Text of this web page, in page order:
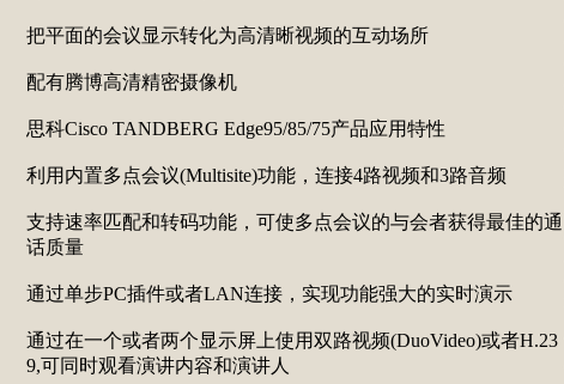
把平面的会议显示转化为高清晰视频的互动场所
配有腾博高清精密摄像机
思科Cisco TANDBERG Edge95/85/75产品应用特性
利用内置多点会议(Multisite)功能，连接4路视频和3路音频
支持速率匹配和转码功能，可使多点会议的与会者获得最佳的通
话质量
通过单步PC插件或者LAN连接，实现功能强大的实时演示
通过在一个或者两个显示屏上使用双路视频(DuoVideo)或者H.23
9,可同时观看演讲内容和演讲人